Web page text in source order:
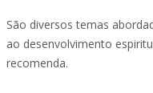
São diversos temas
ao desenvolvimento
recomenda.